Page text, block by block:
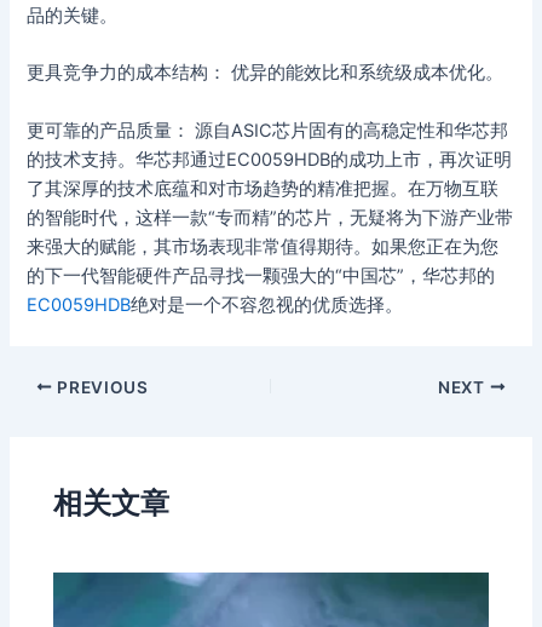
品的关键。
更具竞争力的成本结构： 优异的能效比和系统级成本优化。
更可靠的产品质量： 源自ASIC芯片固有的高稳定性和华芯邦
的技术支持。华芯邦通过EC0059HDB的成功上市，再次证明
了其深厚的技术底蕴和对市场趋势的精准把握。在万物互联
的智能时代，这样一款“专而精”的芯片，无疑将为下游产业带
来强大的赋能，其市场表现非常值得期待。如果您正在为您
的下一代智能硬件产品寻找一颗强大的“中国芯”，华芯邦的
EC0059HDB绝对是一个不容忽视的优质选择。
PREVIOUS NEXT
相关文章